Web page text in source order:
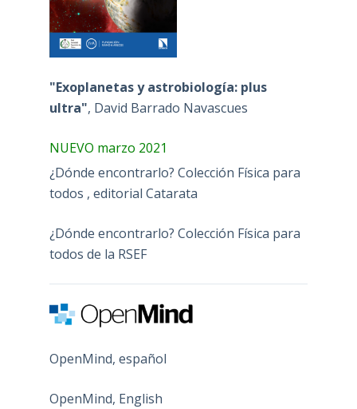
"Exoplanetas y astrobiología: plus
ultra", David Barrado Navascues
NUEVO marzo 2021
¿Dónde encontrarlo? Colección Física para
todos , editorial Catarata
¿Dónde encontrarlo? Colección Física para
todos de la RSEF
OpenMind, español
OpenMind, English